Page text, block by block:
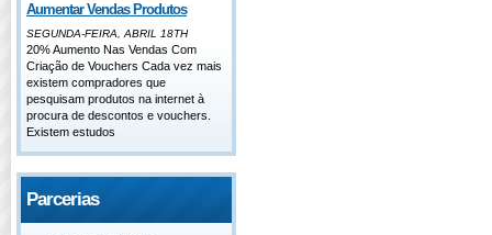
Aumentar Vendas Produtos
SEGUNDA-FEIRA, ABRIL 18TH
20% Aumento Nas Vendas Com
Criação de Vouchers Cada vez mais
existem compradores que
pesquisam produtos na internet à
procura de descontos e vouchers.
Existem estudos
Parcerias